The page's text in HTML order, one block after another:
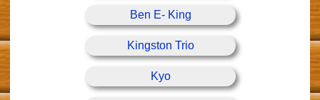
Ben E- King
Kingston Trio
Kyo